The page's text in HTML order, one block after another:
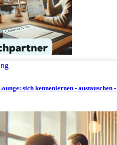
sich kennenlernen - austauschen -